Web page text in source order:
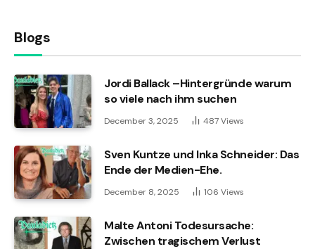
Blogs
Jordi Ballack –Hintergründe warum
so viele nach ihm suchen
December 3, 2025 487Views
Sven Kuntze und Inka Schneider: Das
Ende der Medien-Ehe.
December 8, 2025 106 Views
Malte Antoni Todesursache:
Zwischen tragischem Verlust